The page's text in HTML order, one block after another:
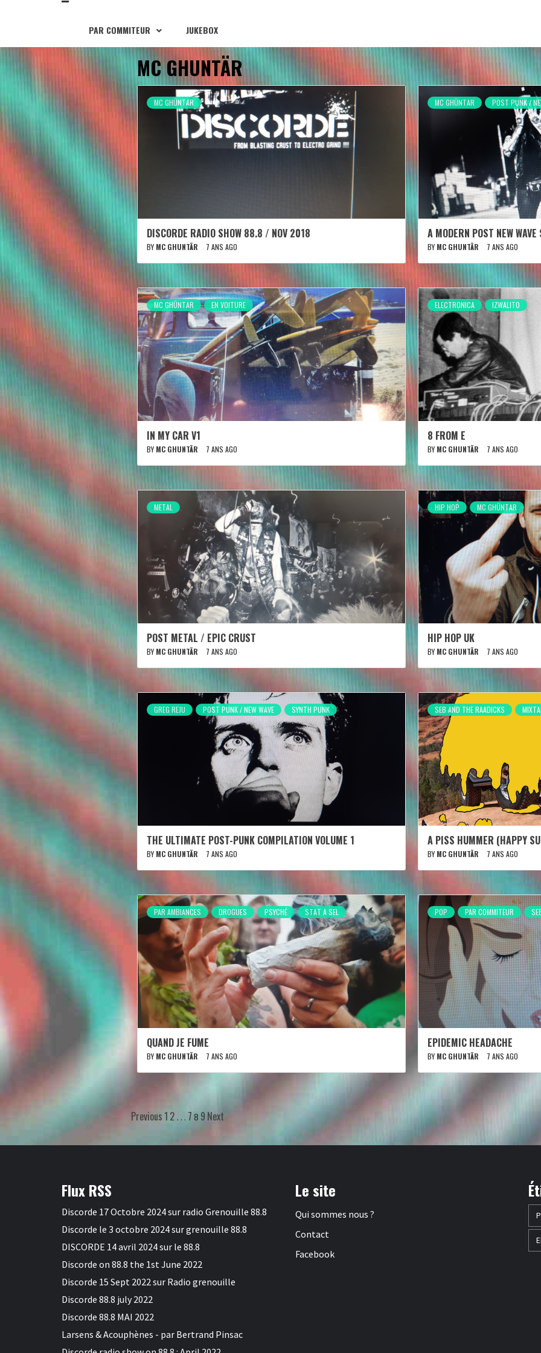
PAR COMMITEUR JUKEBOX
MC GHUNTÄR
MC GHÜNTAR
DISCORDE RADIO SHOW 88.8 / NOV 2018
BY MC GHUNTÄR 7 ANS AGO
MC GHÜNTAR POST PUNK /
A MODERN POST NEW WAVE
BY MC GHUNTÄR 7 ANS AGO
MC GHÜNTAR EN VOITURE
IN MY CAR V1
BY MC GHUNTÄR 7 ANS AGO
ELECTRONICA IZWALITO
8 FROM E
BY MC GHUNTÄR 7 ANS AGO
METAL
POST METAL / EPIC CRUST
BY MC GHUNTÄR 7 ANS AGO
HIP HOP MC GHÜNTAR
HIP HOP UK
BY MC GHUNTÄR 7 ANS AGO
GREG REJU POST PUNK / NEW WAVE SYNTH PUNK
THE ULTIMATE POST-PUNK COMPILATION VOLUME 1
BY MC GHUNTÄR 7 ANS AGO
SEB AND THE RAADICKS
A PISS HUMMER (HAPPY
BY MC GHUNTÄR 7 ANS AGO
PAR AMBIANCES DROGUES PSYCHÉ STAT A SEL
QUAND JE FUME
BY MC GHUNTÄR 7 ANS AGO
POP PAR COMMITEUR
EPIDEMIC HEADACHE
BY MC GHUNTÄR 7 ANS AGO
Previous1 2 … 7 8 9 Next
Flux RSS
Discorde 17 Octobre 2024 sur radio Grenouille 88.8
Discorde le 3 octobre 2024 sur grenouille 88.8
DISCORDE 14 avril 2024 sur le 88.8
Discorde on 88.8 the 1st June 2022
Discorde 15 Sept 2022 sur Radio grenouille
Discorde 88.8 july 2022
Discorde 88.8 MAI 2022
Larsens & Acouphènes - par Bertrand Pinsac
Le site
Qui sommes nous ?
Contact
Facebook